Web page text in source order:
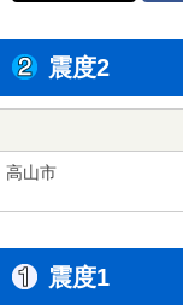
震度2
高山市
震度1